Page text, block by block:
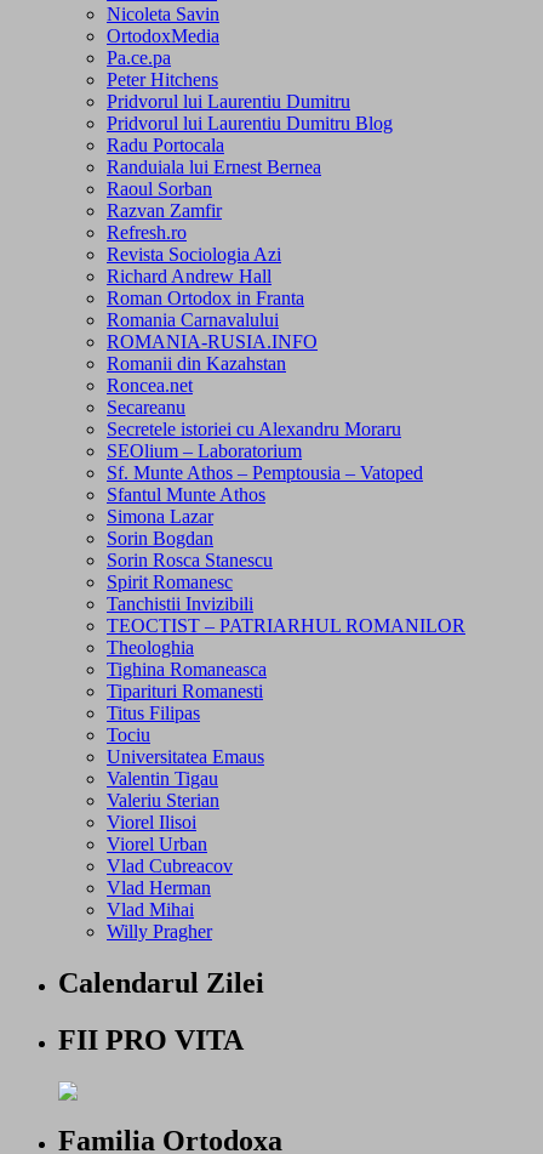
Nicoleta Savin
OrtodoxMedia
Pa.ce.pa
Peter Hitchens
Pridvorul lui Laurentiu Dumitru
Pridvorul lui Laurentiu Dumitru Blog
Radu Portocala
Randuiala lui Ernest Bernea
Raoul Sorban
Razvan Zamfir
Refresh.ro
Revista Sociologia Azi
Richard Andrew Hall
Roman Ortodox in Franta
Romania Carnavalului
ROMANIA-RUSIA.INFO
Romanii din Kazahstan
Roncea.net
Secareanu
Secretele istoriei cu Alexandru Moraru
SEOlium – Laboratorium
Sf. Munte Athos – Pemptousia – Vatoped
Sfantul Munte Athos
Simona Lazar
Sorin Bogdan
Sorin Rosca Stanescu
Spirit Romanesc
Tanchistii Invizibili
TEOCTIST – PATRIARHUL ROMANILOR
Theologhia
Tighina Romaneasca
Tiparituri Romanesti
Titus Filipas
Tociu
Universitatea Emaus
Valentin Tigau
Valeriu Sterian
Viorel Ilisoi
Viorel Urban
Vlad Cubreacov
Vlad Herman
Vlad Mihai
Willy Pragher
Calendarul Zilei
FII PRO VITA
Familia Ortodoxa